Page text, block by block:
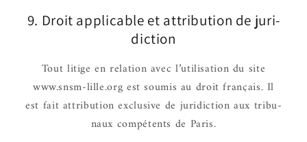
9. Droit appli­cable et attri­bu­tion de juri­
dic­tion
Tout litige en rela­tion avec l’uti­li­sa­tion du site
www.snsm-lille.org est soumis au droit français. Il
est fait attri­bu­tion exclu­sive de juri­dic­tion aux tribu­
naux compé­tents de Paris.